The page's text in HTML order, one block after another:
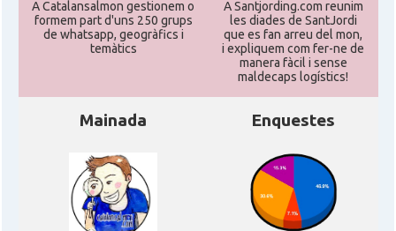
A Catalansalmon gestionem o
formem part d'uns 250 grups
de whatsapp, geogràfics i
temàtics
A Santjording.com reunim
les diades de SantJordi
que es fan arreu del mon,
i expliquem com fer-ne de
manera fàcil i sense
maldecaps logí­stics!
Mainada Enquestes